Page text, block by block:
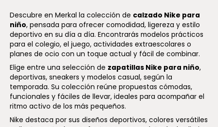
Descubre en Merkal la colección de calzado Nike para
niño, pensada para ofrecer comodidad, ligereza y estilo
deportivo en su día a día. Encontrarás modelos prácticos
para el colegio, el juego, actividades extraescolares o
planes de ocio con un toque actual y fácil de combinar.
Elige entre una selección de zapatillas Nike para niño,
deportivas, sneakers y modelos casual, según la
temporada. Su colección reúne propuestas cómodas,
funcionales y fáciles de llevar, ideales para acompañar el
ritmo activo de los más pequeños.
Nike destaca por sus diseños deportivos, colores versátiles